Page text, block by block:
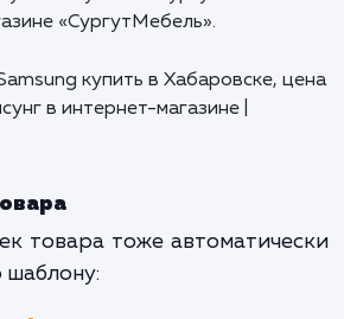
телефоны Xiaomi купить в
«Удивительная связь»
заголовок под 1-2
запроса, отражающих
и пропишите